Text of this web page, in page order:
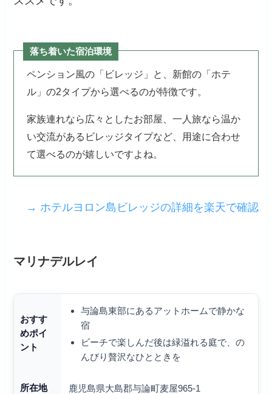
落ち着いた宿泊環境
ペンション風の「ビレッジ」と、新館の「ホテ
ル」の2タイプから選べるのが特徴です。
家族連れなら広々としたお部屋、一人旅なら温か
い交流があるビレッジタイプなど、用途に合わせ
て選べるのが嬉しいですよね。
→ ホテルヨロン島ビレッジの詳細を楽天で確認
マリナデルレイ
おすす
めポイ
ント
与論島東部にあるアットホームで静かな
宿
ビーチで楽しんだ後は緑溢れる庭で、の
んびり贅沢なひとときを
所在地 鹿児島県大島郡与論町麦屋965-1